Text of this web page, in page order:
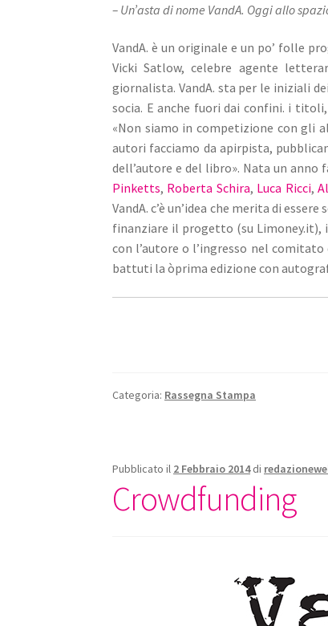
– Un’asta di nome VandA. Oggi allo
VandA. è un originale e un po’ folle
Vicki Satlow, celebre agente
giornalista. VandA. sta per le iniziali
socia. E anche fuori dai confini. i
«Non siamo in competizione con gli
autori facciamo da apirpista,
dell’autore e del libro». Nata un
Pinketts, Roberta Schira, Luca Ricci,
VandA. c’è un’idea che merita di
finanziare il progetto (su Limoney.it),
con l’autore o l’ingresso nel
battuti la òprima edizione con
Categoria: Rassegna Stampa
Pubblicato il 2 Febbraio 2014 di
Crowdfunding